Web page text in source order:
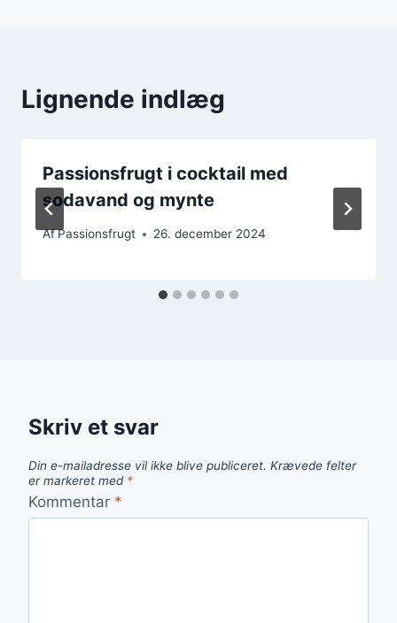
Lignende indlæg
Passionsfrugt i cocktail med
sodavand og mynte
AfPassionsfrugt 26. december 2024
Skriv et svar
Din e-mailadresse vil ikke blive publiceret. Krævede felter
er markeret med *
Kommentar *